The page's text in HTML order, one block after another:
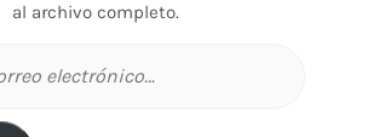
al archivo completo.